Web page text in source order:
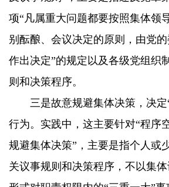
项“凡属重大问题都要按照集体领
别酝酿、会议决定的原则，由党的
作出决定”的规定以及各级党组织
则和决策程序。
三是故意规避集体决策，决定
行为。实践中，这主要针对“程序
规避集体决策”，主要是指个人或
关议事规则和决策程序，不以集